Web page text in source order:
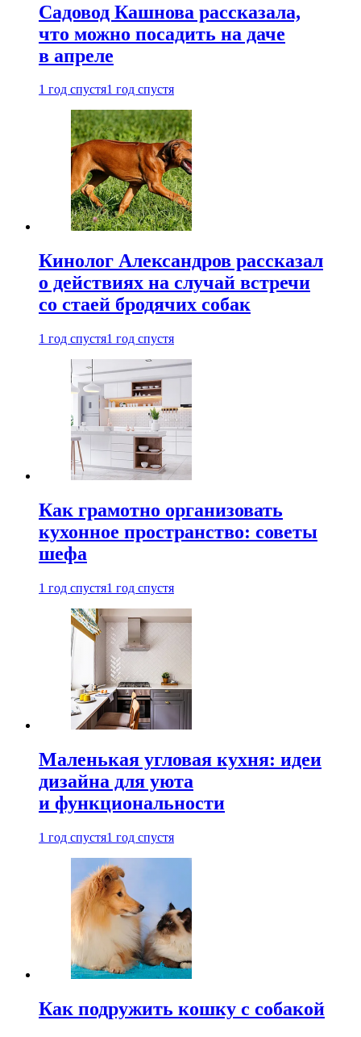
Садовод Кашнова рассказала,
что можно посадить на даче
в апреле
1 год спустя1 год спустя
Кинолог Александров рассказал
о действиях на случай встречи
со стаей бродячих собак
1 год спустя1 год спустя
Как грамотно организовать
кухонное пространство: советы
шефа
1 год спустя1 год спустя
Маленькая угловая кухня: идеи
дизайна для уюта
и функциональности
1 год спустя1 год спустя
Как подружить кошку с собакой